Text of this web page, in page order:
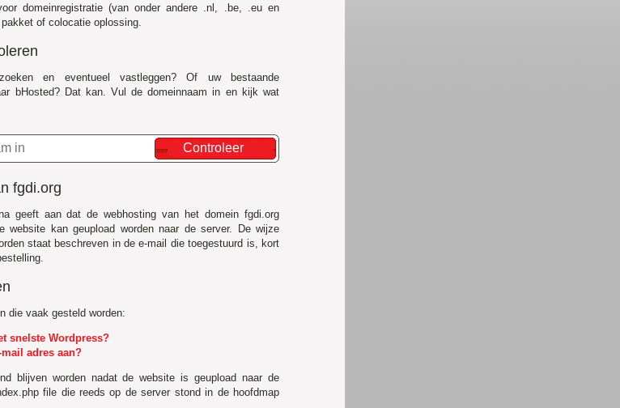
domeinregistratie (van onder andere .nl, .be, .eu en
of colocatie oplossing.
en eventueel vastleggen? Of uw bestaande
bHosted? Dat kan. Vul de domeinnaam in en kijk wat
Controleer
fgdi.org
geeft aan dat de webhosting van het domein fgdi.org
website kan geupload worden naar de server. De wijze
staat beschreven in de e-mail die toegestuurd is, kort
die vaak gesteld worden:
snelste Wordpress?
adres aan?
blijven worden nadat de website is geupload naar de
file die reeds op de server stond in de hoofdmap